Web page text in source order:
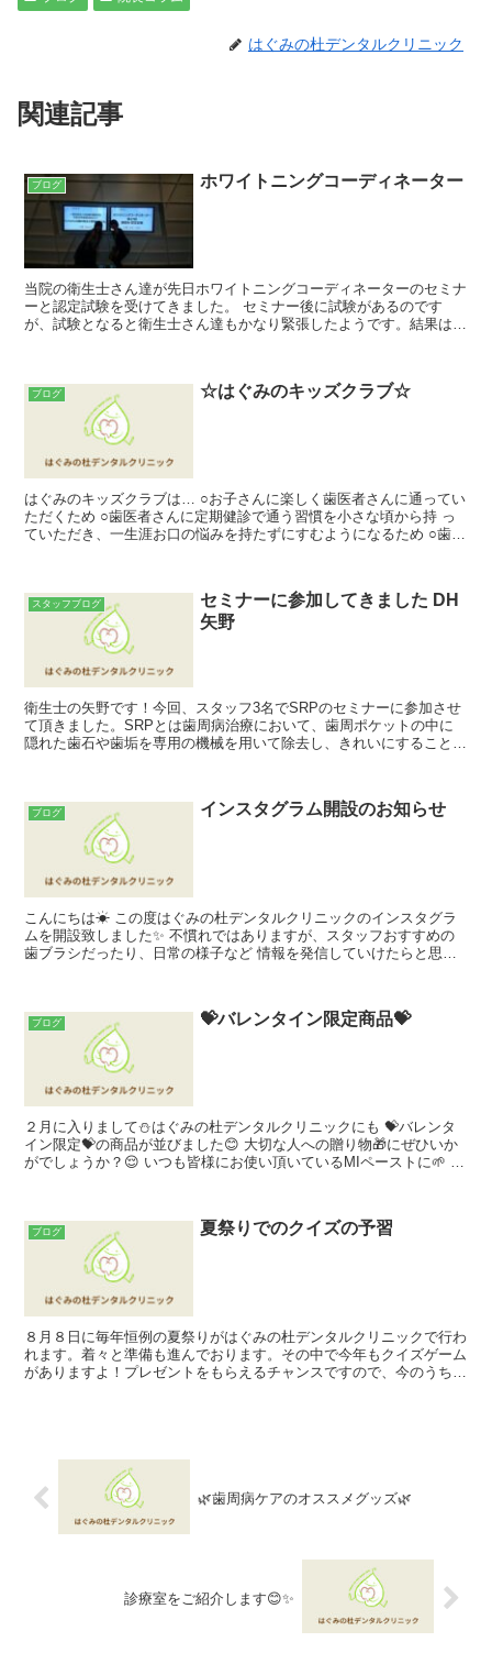
はぐみの杜デンタルクリニック
関連記事
ブログ ホワイトニングコーディネーター
当院の衛生士さん達が先日ホワイトニングコーディネーターのセミナ
ーと認定試験を受けてきました。 セミナー後に試験があるのです
が、試験となると衛生士さん達もかなり緊張したようです。結果はま
ブログ ☆はぐみのキッズクラブ☆
はぐみのキッズクラブは… ○お子さんに楽しく歯医者さんに通ってい
ただくため ○歯医者さんに定期健診で通う習慣を小さな頃から持 っ
ていただき、一生涯お口の悩みを持たずにすむようになるため ○歯科
スタッフブログ
セミナーに参加してきました DH
矢野
衛生士の矢野です！今回、スタッフ3名でSRPのセミナーに参加させ
て頂きました。SRPとは歯周病治療において、歯周ポケットの中に
隠れた歯石や歯垢を専用の機械を用いて除去し、きれいにすることで
ブログ インスタグラム開設のお知らせ
こんにちは☀ この度はぐみの杜デンタルクリニックのインスタグラ
ムを開設致しました✨ 不慣れではありますが、スタッフおすすめの
歯ブラシだったり、日常の様子など 情報を発信していけたらと思っ
ブログ 💝バレンタイン限定商品💝
２月に入りまして⛄はぐみの杜デンタルクリニックにも 💝バレンタ
イン限定💝の商品が並びました😊 大切な人への贈り物🎁にぜひいか
がでしょうか？😌 いつも皆様にお使い頂いているMIペーストに🌱 バ
ブログ 夏祭りでのクイズの予習
８月８日に毎年恒例の夏祭りがはぐみの杜デンタルクリニックで行わ
れます。着々と準備も進んでおります。その中で今年もクイズゲーム
がありますよ！プレゼントをもらえるチャンスですので、今のうちに
🌿歯周病ケアのオススメグッズ🌿
診療室をご紹介します😊✨